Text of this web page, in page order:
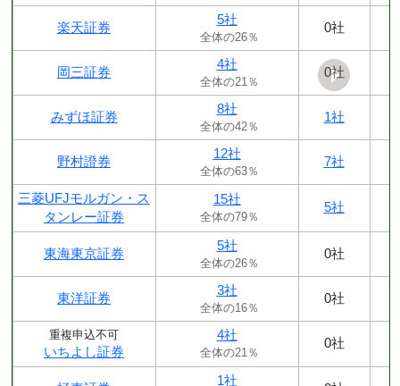
楽天証券
5社
全体の26％
0社
岡三証券
4社
全体の21％
0社
みずほ証券
8社
全体の42％
1社
野村證券
12社
全体の63％
7社
三菱UFJモルガン・ス
タンレー証券
15社
全体の79％
5社
東海東京証券
5社
全体の26％
0社
東洋証券
3社
全体の16％
0社
重複申込不可
いちよし証券
4社
全体の21％
0社
1社